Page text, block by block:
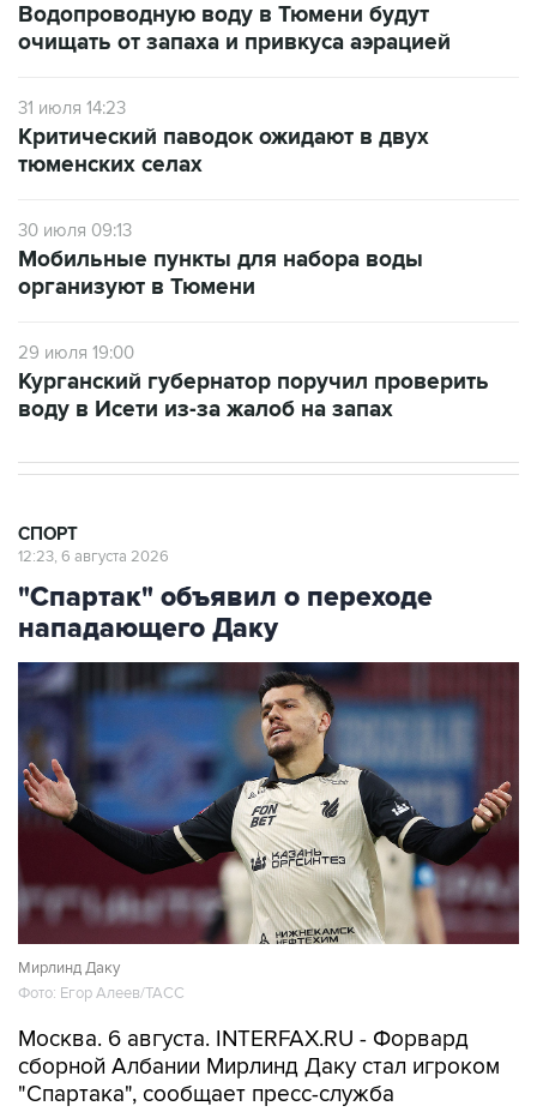
Водопроводную воду в Тюмени будут
очищать от запаха и привкуса аэрацией
31 июля 14:23
Критический паводок ожидают в двух
тюменских селах
30 июля 09:13
Мобильные пункты для набора воды
организуют в Тюмени
29 июля 19:00
Курганский губернатор поручил проверить
воду в Исети из-за жалоб на запах
СПОРТ
12:23, 6 августа 2026
"Спартак" объявил о переходе
нападающего Даку
Мирлинд Даку
Фото: Егор Алеев/ТАСС
Москва. 6 августа. INTERFAX.RU - Форвард
сборной Албании Мирлинд Даку стал игроком
"Спартака", сообщает пресс-служба